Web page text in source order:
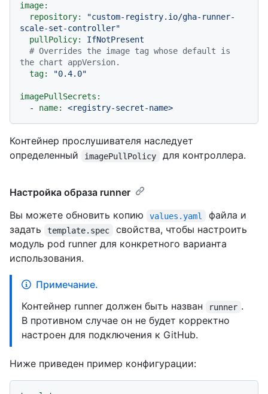
image:
repository:
"custom-registry.io/gha-runner-
scale-set-controller"
pullPolicy:
IfNotPresent
# Overrides the image tag whose default is
the chart appVersion.
tag:
"0.4.0"
imagePullSecrets:
-
name: <registry-secret-name>
Контейнер прослушивателя наследует
определенный
imagePullPolicy для контроллера.
Настройка образа runner
Вы можете обновить копию
values.yaml
файла и
задать
template.spec
свойства, чтобы настроить
модуль pod runner для конкретного варианта
использования.
Примечание.
Контейнер runner должен быть назван
runner .
В противном случае он не будет корректно
настроен для подключения к GitHub.
Ниже приведен пример конфигурации: